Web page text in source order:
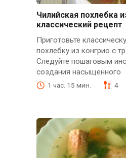
Чилийская похлебка
классический рецепт
Приготовьте
похлебку из конгрио с
Следуйте пошаговым
создания насыщенного
1 час. 15 мин. 4